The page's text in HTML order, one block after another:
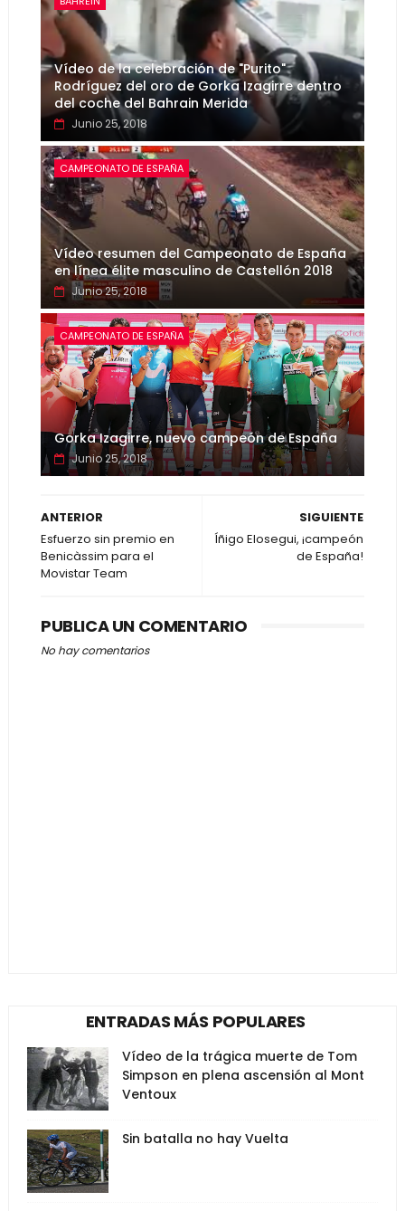
Vídeo de la celebración de "Purito"
Rodríguez del oro de Gorka Izagirre dentro
del coche del Bahrain Merida
Junio 25, 2018
CAMPEONATO DE ESPAÑA
Vídeo resumen del Campeonato de España
en línea élite masculino de Castellón 2018
Junio 25, 2018
CAMPEONATO DE ESPAÑA
Gorka Izagirre, nuevo campeón de España
Junio 25, 2018
SIGUIENTE
Íñigo Elosegui, ¡campeón
de España!
ANTERIOR
Esfuerzo sin premio en
Benicàssim para el
Movistar Team
PUBLICA UN COMENTARIO
No hay comentarios
ENTRADAS MÁS POPULARES
Vídeo de la trágica muerte de Tom
Simpson en plena ascensión al Mont
Ventoux
Sin batalla no hay Vuelta